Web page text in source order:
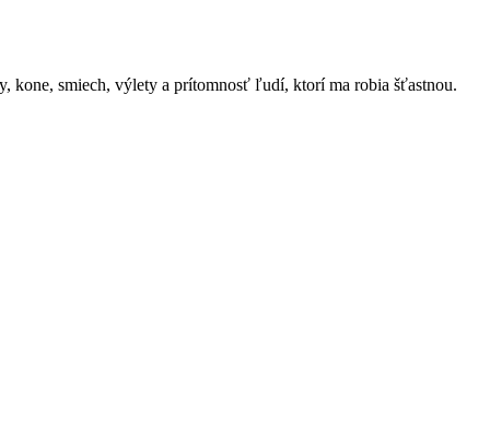
kone, smiech, výlety a prítomnosť ľudí, ktorí ma robia šťastnou.